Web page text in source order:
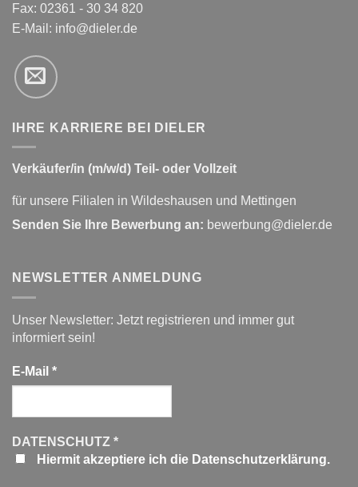
Fax: 02361 - 30 34 820
E-Mail: info@dieler.de
IHRE KARRIERE BEI DIELER
Verkäufer/in (m/w/d) Teil- oder Vollzeit
für unsere Filialen in Wildeshausen und Mettingen
Senden Sie Ihre Bewerbung an: bewerbung@dieler.de
NEWSLETTER ANMELDUNG
Unser Newsletter: Jetzt registrieren und immer gut
informiert sein!
E-Mail *
DATENSCHUTZ *
Hiermit akzeptiere ich die Datenschutzerklärung.